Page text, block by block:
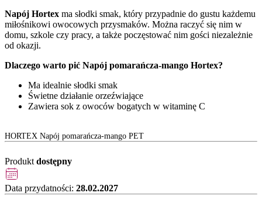
Napój Hortex ma słodki smak, który przypadnie do gustu każdemu
miłośnikowi owocowych przysmaków. Można raczyć się nim w
domu, szkole czy pracy, a także poczęstować nim gości niezależnie
od okazji.
Dlaczego warto pić Napój pomarańcza-mango Hortex?
Ma idealnie słodki smak
Świetne działanie orzeźwiające
Zawiera sok z owoców bogatych w witaminę C
HORTEX Napój pomarańcza-mango PET
Produkt dostępny
Data przydatności: 28.02.2027